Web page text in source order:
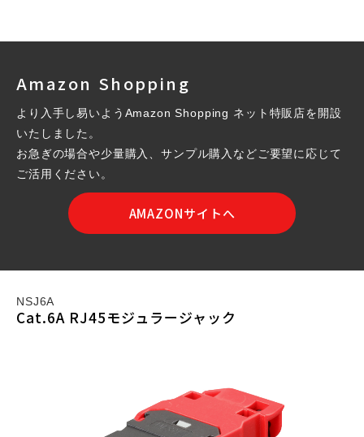
Amazon Shopping
より入手し易いようAmazon Shopping ネット特販店を開設
いたしました。
お急ぎの場合や少量購入、サンプル購入などご要望に応じて
ご活用ください。
AMAZONサイトへ
NSJ6A
Cat.6A RJ45モジュラージャック